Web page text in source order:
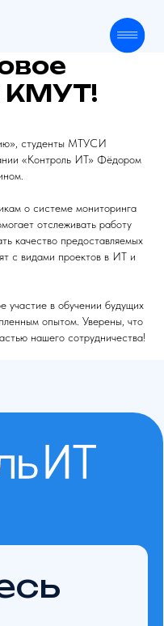
КМУТ!
студенты МТУСИ
«Контроль ИТ» Фёдором
о системе мониторинга
отслеживать работу
качество предоставляемых
с видами проектов в ИТ и
участие в обучении будущих
опытом. Уверены, что
нашего сотрудничества!
785-57-50